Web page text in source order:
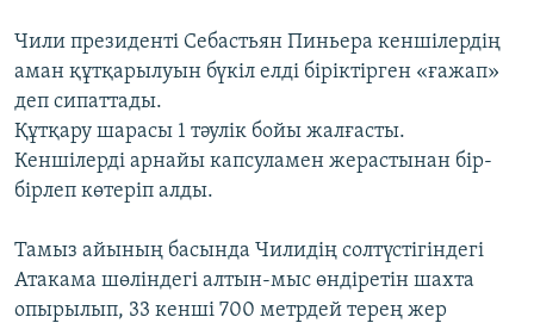
Русский
ЖАЗЫЛЫҢЫЗ
Басқа тілдерде
Чили президенті Себастьян Пиньера кеншілердің
аман құтқарылуын бүкіл елді біріктірген «ғажап»
деп сипаттады.
Құтқару шарасы 1 тәулік бойы жалғасты.
Кеншілерді арнайы капсуламен жерастынан бір-
бірлеп көтеріп алды.
Тамыз айының басында Чилидің солтүстігіндегі
Атакама шөліндегі алтын-мыс өндіретін шахта
опырылып, 33 кенші 700 метрдей терең жер